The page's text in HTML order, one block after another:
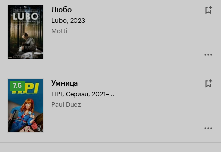
Любо
Lubo, 2023
Motti
Рейтинг
Кинопоиска
7.5
7.5 Умница
HPI, Сериал, 2021–...
Paul Duez